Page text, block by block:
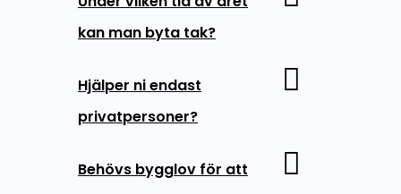
kan man byta tak?
Hjälper ni endast
privatpersoner?
Behövs bygglov för att